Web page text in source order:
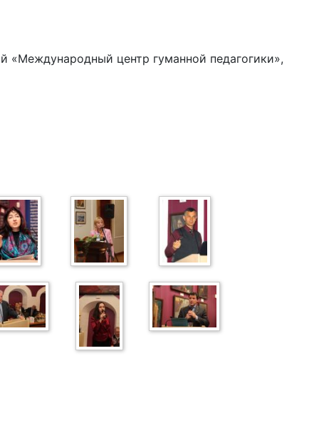
центр гуманной педагогики»,